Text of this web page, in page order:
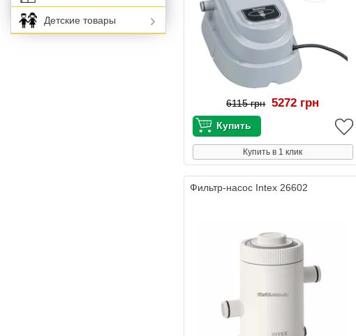
6115 грн 5272 грн
Купить в 1 клик
Фильтр-насос Intex 26602
Детские товары